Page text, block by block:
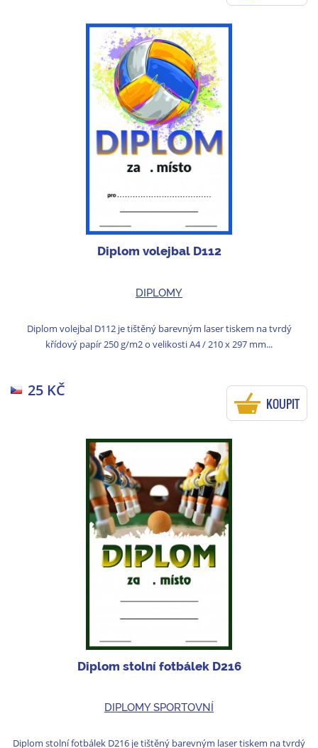
Diplom volejbal D112
DIPLOMY
Diplom volejbal D112 je tištěný barevným laser tiskem na tvrdý
křídový papír 250 g/m2 o velikosti A4 / 210 x 297 mm...
25 KČ
KOUPIT
Diplom stolní fotbálek D216
DIPLOMY SPORTOVNÍ
Diplom stolní fotbálek D216 je tištěný barevným laser tiskem na tvrdý